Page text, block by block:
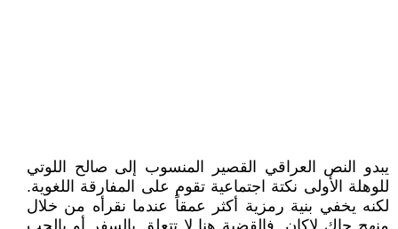
يبدو النص العراقي القصير المنسوب إلى صالح اللوتي
للوهلة الأولى نكتة اجتماعية تقوم على المفارقة اللغوية.
لكنه يخفي بنية رمزية أكثر عمقاً عندما نقرأه من خلال